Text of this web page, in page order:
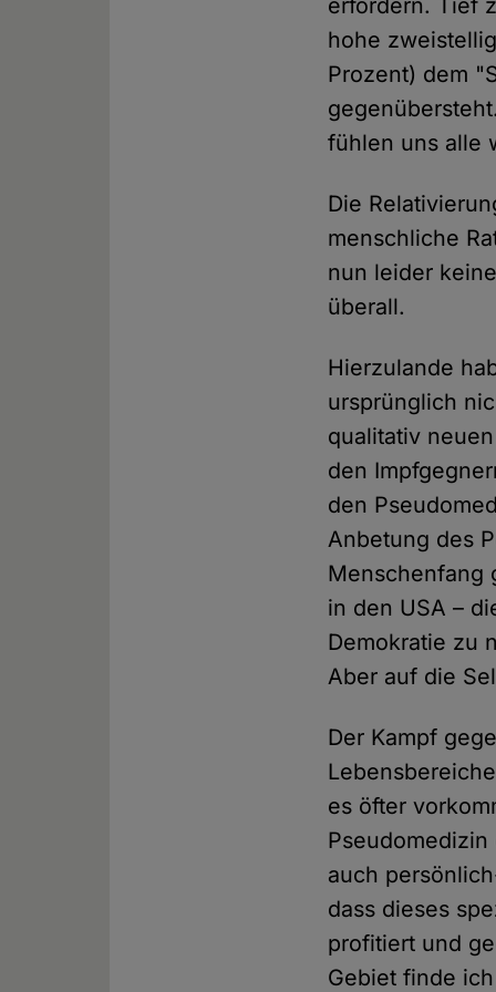
erfordern. Tief
hohe
Prozent) dem
fühlen uns alle
Die
menschliche
nun leider
überall.
Hierzulande
ursprünglich
qualitativ
den
den
Anbetung des
Menschenfang
in den USA –
Demokratie zu
Aber auf die
Der Kampf
es öfter
auch
dass dieses
profitiert und
Gebiet finde